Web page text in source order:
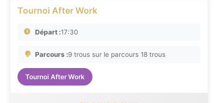
Tournoi After Work
Départ :17:30
Parcours :9 trous sur le parcours 18 trous
Tournoi After Work